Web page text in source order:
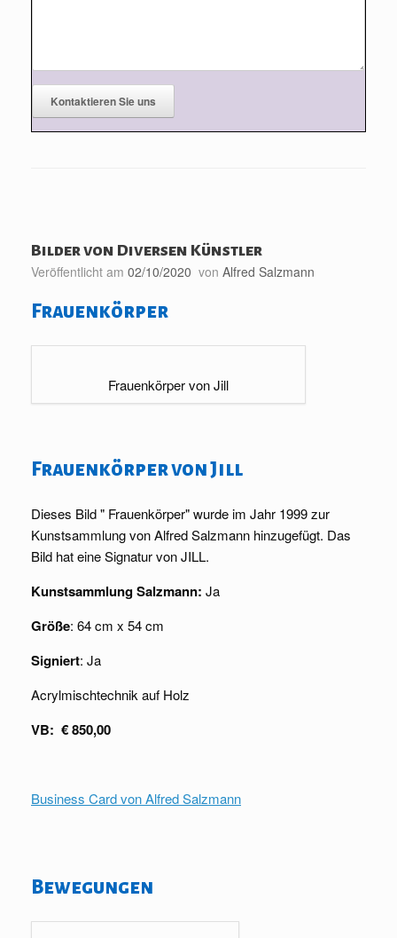
Bilder von Diversen Künstler
Veröffentlicht am 02/10/2020 von Alfred Salzmann
Frauenkörper
Frauenkörper von Jill
Frauenkörper von Jill
Dieses Bild " Frauenkörper" wurde im Jahr 1999 zur
Kunstsammlung von Alfred Salzmann hinzugefügt. Das
Bild hat eine Signatur von JILL.
Kunstsammlung Salzmann: Ja
Größe: 64 cm x 54 cm
Signiert: Ja
Acrylmischtechnik auf Holz
VB: € 850,00
Business Card von Alfred Salzmann
Bewegungen